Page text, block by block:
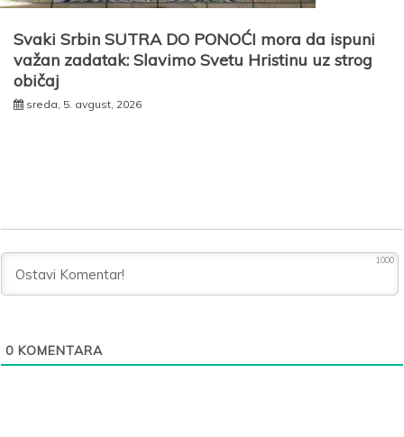
Svaki Srbin SUTRA DO PONOĆI mora da ispuni
važan zadatak: Slavimo Svetu Hristinu uz strog
običaj
sreda, 5. avgust, 2026
1000
0 KOMENTARA